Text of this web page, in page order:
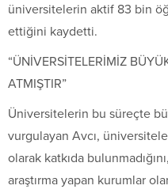
üniversitelerin aktif 83 bin
ettiğini kaydetti.
“ÜNİVERSİTELERİMİZ
ATMIŞTIR”
Üniversitelerin bu süreçte
vurgulayan Avcı,
olarak katkıda
araştırma yapan kurumlar